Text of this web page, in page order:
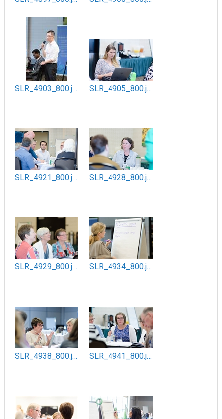
SLR_4903_800.jpg SLR_4905_800.jpg
SLR_4921_800.jpg SLR_4928_800.jpg
SLR_4929_800.jpg SLR_4934_800.jpg
SLR_4938_800.jpg SLR_4941_800.jpg